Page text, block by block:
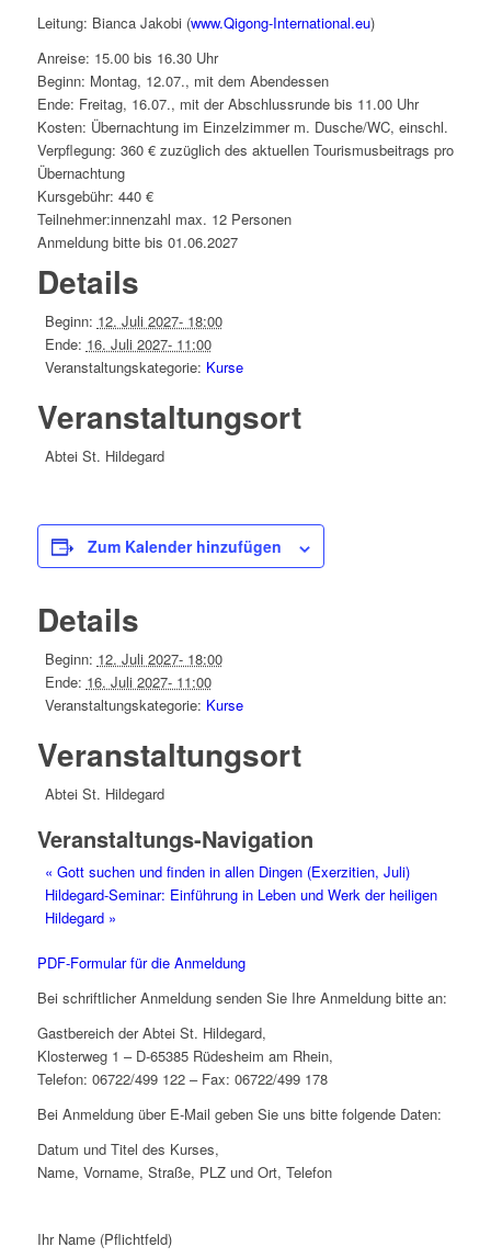
Leitung: Bianca Jakobi (www.Qigong-International.eu)
Anreise: 15.00 bis 16.30 Uhr
Beginn: Montag, 12.07., mit dem Abendessen
Ende: Freitag, 16.07., mit der Abschlussrunde bis 11.00 Uhr
Kosten: Übernachtung im Einzelzimmer m. Dusche/WC, einschl.
Verpflegung: 360 € zuzüglich des aktuellen Tourismusbeitrags pro
Übernachtung
Kursgebühr: 440 €
Teilnehmer:innenzahl max. 12 Personen
Anmeldung bitte bis 01.06.2027
Details
Beginn: 12. Juli 2027- 18:00
Ende: 16. Juli 2027- 11:00
Veranstaltungskategorie: Kurse
Veranstaltungsort
Abtei St. Hildegard
Zum Kalender hinzufügen
Details
Beginn: 12. Juli 2027- 18:00
Ende: 16. Juli 2027- 11:00
Veranstaltungskategorie: Kurse
Veranstaltungsort
Abtei St. Hildegard
Veranstaltungs-Navigation
« Gott suchen und finden in allen Dingen (Exerzitien, Juli)
Hildegard-Seminar: Einführung in Leben und Werk der heiligen
Hildegard »
PDF-Formular für die Anmeldung
Bei schriftlicher Anmeldung senden Sie Ihre Anmeldung bitte an:
Gastbereich der Abtei St. Hildegard,
Klosterweg 1 – D-65385 Rüdesheim am Rhein,
Telefon: 06722/499 122 – Fax: 06722/499 178
Bei Anmeldung über E-Mail geben Sie uns bitte folgende Daten:
Datum und Titel des Kurses,
Name, Vorname, Straße, PLZ und Ort, Telefon
Ihr Name (Pflichtfeld)